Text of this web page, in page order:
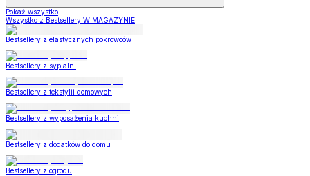
Pokaż wszystko
Wszystko z Bestsellery W MAGAZYNIE
Bestsellery z elastycznych pokrowców
Bestsellery z sypialni
Bestsellery z tekstylii domowych
Bestsellery z wyposażenia kuchni
Bestsellery z dodatków do domu
Bestsellery z ogrodu